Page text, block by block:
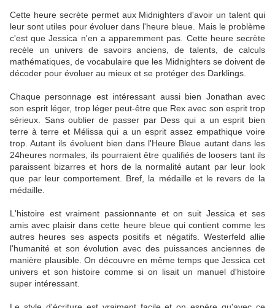
Cette heure secrète permet aux Midnighters d'avoir un talent qui
leur sont utiles pour évoluer dans l'heure bleue. Mais le problème
c'est que Jessica n'en a apparemment pas. Cette heure secrète
recèle un univers de savoirs anciens, de talents, de calculs
mathématiques, de vocabulaire que les Midnighters se doivent de
décoder pour évoluer au mieux et se protéger des Darklings.
Chaque personnage est intéressant aussi bien Jonathan avec
son esprit léger, trop léger peut-être que Rex avec son esprit trop
sérieux. Sans oublier de passer par Dess qui a un esprit bien
terre à terre et Mélissa qui a un esprit assez empathique voire
trop. Autant ils évoluent bien dans l'Heure Bleue autant dans les
24heures normales, ils pourraient être qualifiés de loosers tant ils
paraissent bizarres et hors de la normalité autant par leur look
que par leur comportement. Bref, la médaille et le revers de la
médaille.
L'histoire est vraiment passionnante et on suit Jessica et ses
amis avec plaisir dans cette heure bleue qui contient comme les
autres heures ses aspects positifs et négatifs. Westerfeld allie
l'humanité et son évolution avec des puissances anciennes de
manière plausible. On découvre en même temps que Jessica cet
univers et son histoire comme si on lisait un manuel d'histoire
super intéressant.